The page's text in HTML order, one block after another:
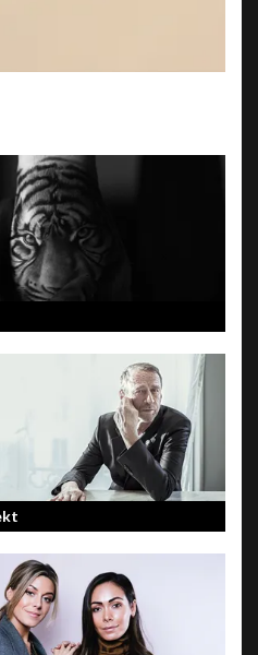
mest talangfyllda tatuerare. Läs
och resa!
scenen